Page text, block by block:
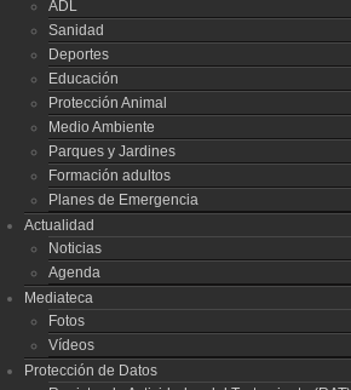
ADL
Sanidad
Deportes
Educación
Protección Animal
Medio Ambiente
Parques y Jardines
Formación adultos
Planes de Emergencia
Actualidad
Noticias
Agenda
Mediateca
Fotos
Vídeos
Protección de Datos